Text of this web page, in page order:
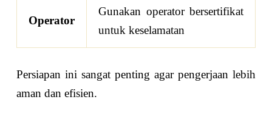
Operator
Gunakan operator bersertifikat
untuk keselamatan
Persiapan ini sangat penting agar pengerjaan lebih
aman dan efisien.